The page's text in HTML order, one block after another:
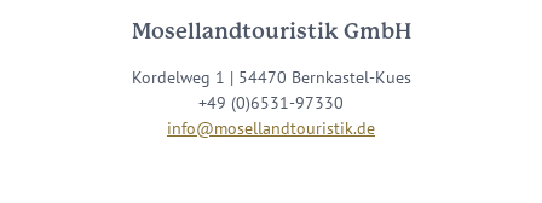
Mosellandtouristik GmbH
Kordelweg 1 | 54470 Bernkastel-Kues
+49 (0)6531-97330
info@mosellandtouristik.de